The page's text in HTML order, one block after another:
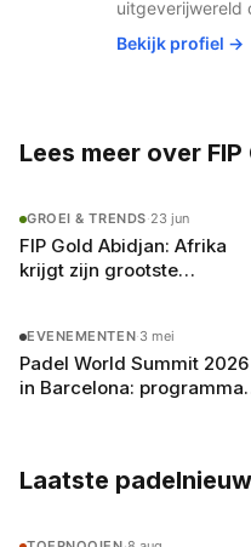
uitgeverijwereld
publishing met
Bekijk profiel →
Lees meer over
GROEI & TRENDS·23 jun
FIP Gold Abidjan: Afrika
krijgt zijn grootste
EVENEMENTEN·3 mei
Padel World Summit 2026
in Barcelona: programma,
Laatste